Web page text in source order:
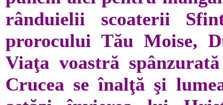
rânduielii scoaterii
prorocului Tău Moise,
Viaţa voastră
Crucea se înalţă şi